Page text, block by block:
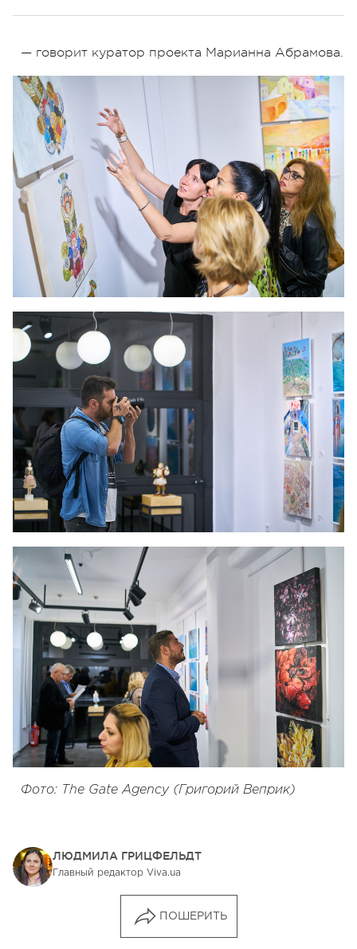
— говорит куратор проекта Марианна Абрамова.
Фото: The Gate Agency (Григорий Веприк)
ЛЮДМИЛА ГРИЦФЕЛЬДТ
Главный редактор Viva.ua
ПОШЕРИТЬ